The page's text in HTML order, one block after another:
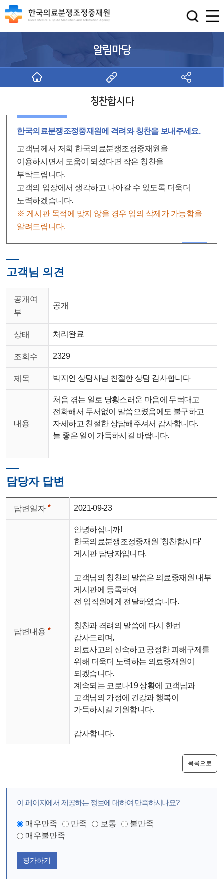
알림마당
칭찬합시다
한국의료분쟁조정중재원에 격려와 칭찬을 보내주세요.
고객님께서 저희 한국의료분쟁조정중재원을
이용하시면서 도움이 되셨다면 작은 칭찬을
부탁드립니다.
고객의 입장에서 생각하고 나아갈 수 있도록 더욱더
노력하겠습니다.
※ 게시판 목적에 맞지 않을 경우 임의 삭제가 가능함을
알려드립니다.
고객님 의견
공개여
부
공개
상태 처리완료
조회수 2329
제목 박지연 상담사님 친절한 상담 감사합니다
내용
처음 겪는 일로 당황스러운 마음에 무턱대고
전화해서 두서없이 말씀으렸음에도 불구하고
자세하고 친절한 상담해주셔서 감사합니다.
늘 좋은 일이 가득하시길 바랍니다.
담당자 답변
답변일자 2021-09-23
답변내용
안녕하십니까!
한국의료분쟁조정중재원 '칭찬합시다'
게시판 담당자입니다.
고객님의 칭찬의 말씀은 의료중재원 내부
게시판에 등록하여
전 임직원에게 전달하였습니다.
칭찬과 격려의 말씀에 다시 한번
감사드리며,
의료사고의 신속하고 공정한 피해구제를
위해 더욱더 노력하는 의료중재원이
되겠습니다.
계속되는 코로나19 상황에 고객님과
고객님의 가정에 건강과 행복이
가득하시길 기원합니다.
감사합니다.
목록으로
이 페이지에서 제공하는 정보에 대하여 만족하시나요?
매우만족 만족 보통
불만족
매우불만족
평가하기